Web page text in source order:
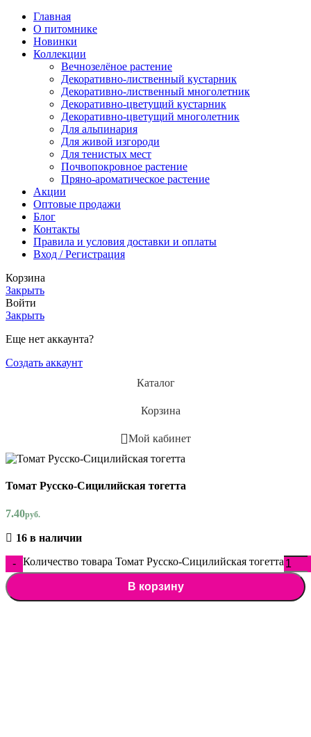
Главная
О питомнике
Новинки
Коллекции
Вечнозелёное растение
Декоративно-лиственный кустарник
Декоративно-лиственный многолетник
Декоративно-цветущий кустарник
Декоративно-цветущий многолетник
Для альпинария
Для живой изгороди
Для тенистых мест
Почвопокровное растение
Пряно-ароматическое растение
Акции
Оптовые продажи
Блог
Контакты
Правила и условия доставки и оплаты
Вход / Регистрация
Корзина
Закрыть
Войти
Закрыть
Еще нет аккаунта?
Создать аккаунт
Каталог
Корзина
Мой кабинет
Томат Русско-Сицилийская тогетта
7.40руб.
16 в наличии
Количество товара Томат Русско-Сицилийская тогетта
В корзину